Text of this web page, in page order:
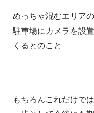
めっちゃ混むエリア
駐車場にカメラを設
くるとのこと
もちろんこれだけで